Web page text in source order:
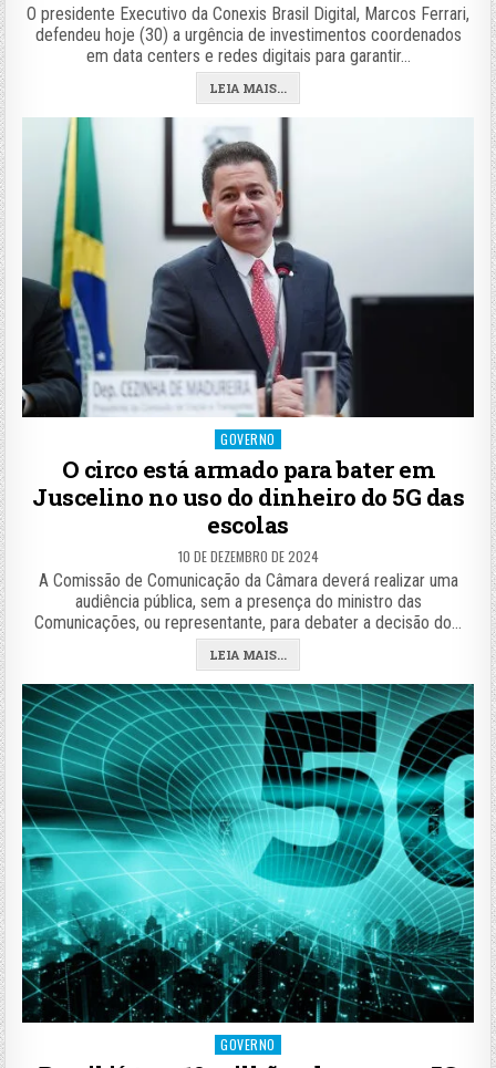
O presidente Executivo da Conexis Brasil Digital, Marcos Ferrari,
defendeu hoje (30) a urgência de investimentos coordenados
em data centers e redes digitais para garantir…
LEIA MAIS...
Posted
GOVERNO
O circo está armado para bater em
Juscelino no uso do dinheiro do 5G das
escolas
10 DE DEZEMBRO DE 2024
A Comissão de Comunicação da Câmara deverá realizar uma
audiência pública, sem a presença do ministro das
Comunicações, ou representante, para debater a decisão do…
LEIA MAIS...
Posted
GOVERNO